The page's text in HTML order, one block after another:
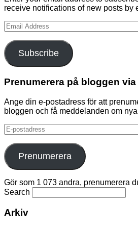
receive notifications of new posts by
Email
Address
Subscribe
Prenumerera på bloggen
Ange din e-postadress för att
bloggen och få meddelanden om
E-
postadress
Prenumerera
Gör som 1 073 andra, prenumerera
Search
Arkiv